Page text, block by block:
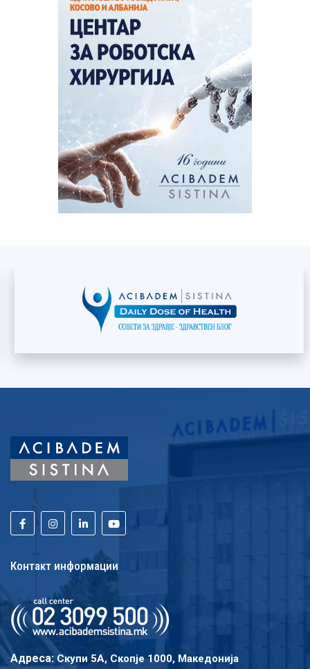
Контакт информации
Адреса: Скупи 5A, Скопје 1000, Македонија